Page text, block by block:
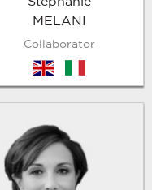
MELANI
Collaborator
en